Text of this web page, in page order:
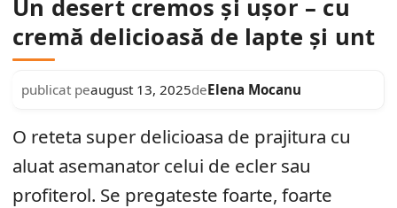
Un desert cremos și ușor – cu
cremă delicioasă de lapte și unt
publicat peaugust 13, 2025deElena Mocanu
O reteta super delicioasa de prajitura cu
aluat asemanator celui de ecler sau
profiterol. Se pregateste foarte, foarte